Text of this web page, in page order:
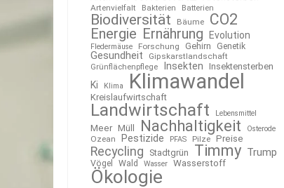
Artenvielfalt Bakterien Batterien
Biodiversität Bäume CO2
Energie Ernährung Evolution
Fledermäuse Forschung Gehirn Genetik
Gesundheit Gipskarstlandschaft
Grünflächenpflege Insekten Insektensterben
Ki Klima Klimawandel
Kreislaufwirtschaft
Landwirtschaft Lebensmittel
Meer Müll Nachhaltigkeit Osterode
Ozean Pestizide PFAS Pilze Preise
Recycling Stadtgrün Timmy Trump
Vögel Wald Wasser Wasserstoff
Ökologie